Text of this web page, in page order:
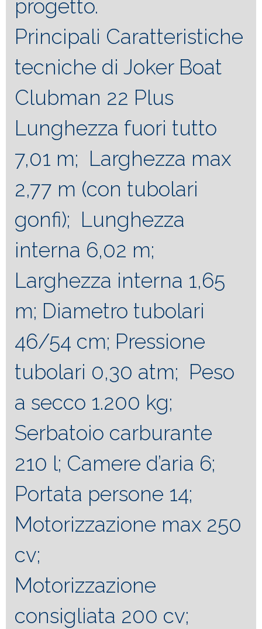
progetto.
Principali Caratteristiche
tecniche di Joker Boat
Clubman 22 Plus
Lunghezza fuori tutto
7,01 m; Larghezza max
2,77 m (con tubolari
gonfi); Lunghezza
interna 6,02 m;
Larghezza interna 1,65
m; Diametro tubolari
46/54 cm; Pressione
tubolari 0,30 atm; Peso
a secco 1.200 kg;
Serbatoio carburante
210 l; Camere d’aria 6;
Portata persone 14;
Motorizzazione max 250
cv;
Motorizzazione
consigliata 200 cv;